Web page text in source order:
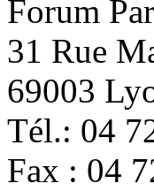
Forum
31 Rue
69003
Tél.: 04
Fax : 04